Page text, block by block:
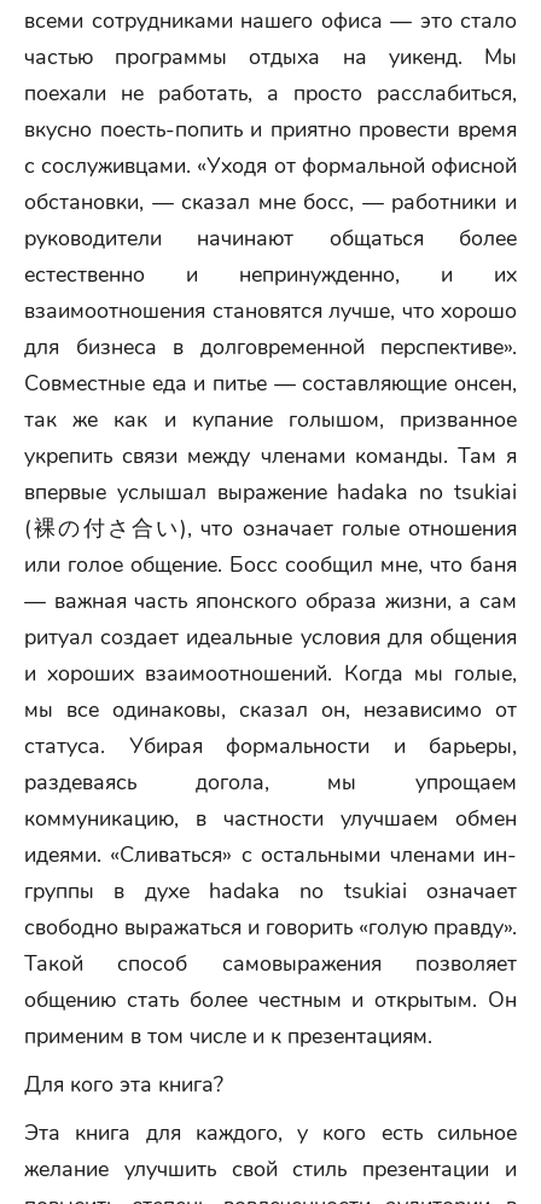
всеми сотрудниками нашего офиса — это стало
частью программы отдыха на уикенд. Мы
поехали не работать, а просто расслабиться,
вкусно поесть-попить и приятно провести время
с сослуживцами. «Уходя от формальной офисной
обстановки, — сказал мне босс, — работники и
руководители начинают общаться более
естественно и непринужденно, и их
взаимоотношения становятся лучше, что хорошо
для бизнеса в долговременной перспективе».
Совместные еда и питье — составляющие онсен,
так же как и купание голышом, призванное
укрепить связи между членами команды. Там я
впервые услышал выражение hadaka no tsukiai
(裸の付さ合い), что означает голые отношения
или голое общение. Босс сообщил мне, что баня
— важная часть японского образа жизни, а сам
ритуал создает идеальные условия для общения
и хороших взаимоотношений. Когда мы голые,
мы все одинаковы, сказал он, независимо от
статуса. Убирая формальности и барьеры,
раздеваясь догола, мы упрощаем
коммуникацию, в частности улучшаем обмен
идеями. «Сливаться» с остальными членами ин-
группы в духе hadaka no tsukiai означает
свободно выражаться и говорить «голую правду».
Такой способ самовыражения позволяет
общению стать более честным и открытым. Он
применим в том числе и к презентациям.
Для кого эта книга?
Эта книга для каждого, у кого есть сильное
желание улучшить свой стиль презентации и